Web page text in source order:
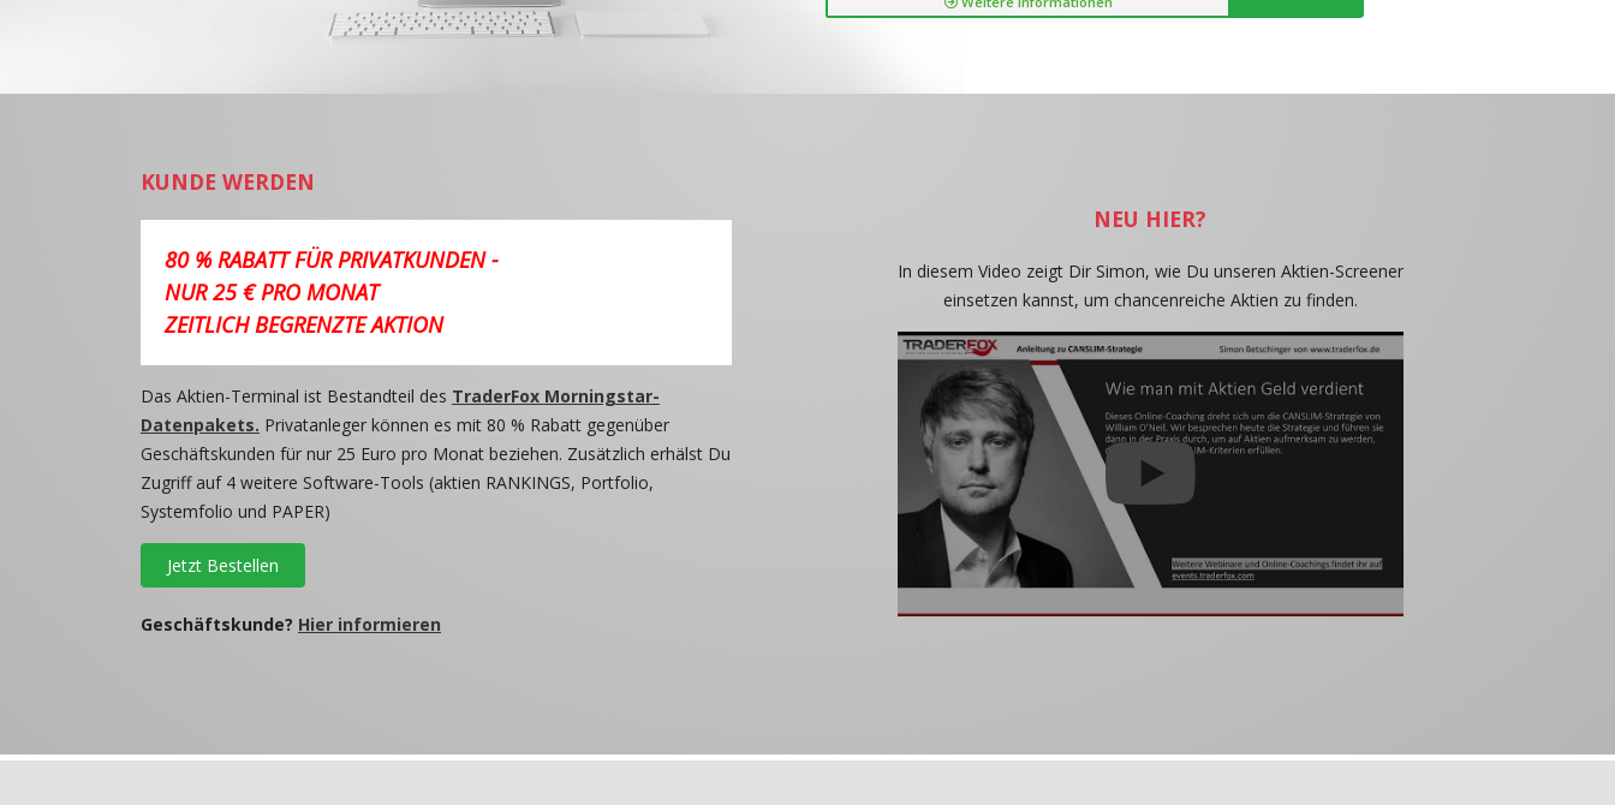
KUNDE WERDEN
80 % RABATT FÜR PRIVATKUNDEN -
NUR 25 € PRO MONAT
ZEITLICH BEGRENZTE AKTION
Das Aktien-Terminal ist Bestandteil des TraderFox Morningstar-
Datenpakets. Privatanleger können es mit 80 % Rabatt gegenüber
Geschäftskunden für nur 25 Euro pro Monat beziehen. Zusätzlich erhälst Du
Zugriff auf 4 weitere Software-Tools (aktien RANKINGS, Portfolio,
Systemfolio und PAPER)
Jetzt Bestellen
Geschäftskunde? Hier informieren
NEU HIER?
In diesem Video zeigt Dir Simon, wie Du unseren Aktien-Screener
einsetzen kannst, um chancenreiche Aktien zu finden.